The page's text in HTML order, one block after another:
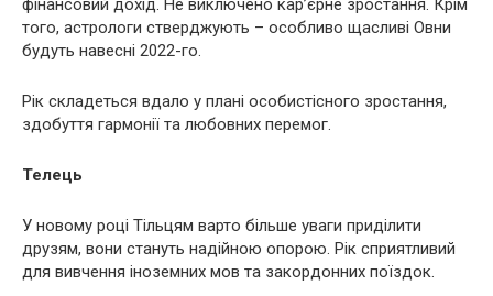
фінансовий дохід. Не виключено кар’єрне зростання. Крім
того, астрологи стверджують – особливо щасливі Овни
будуть навесні 2022-го.
Рік складеться вдало у плані особистісного зростання,
здобуття гармонії та любовних перемог.
Телець
У новому році Тільцям варто більше уваги приділити
друзям, вони стануть надійною опорою. Рік сприятливий
для вивчення іноземних мов та закордонних поїздок.